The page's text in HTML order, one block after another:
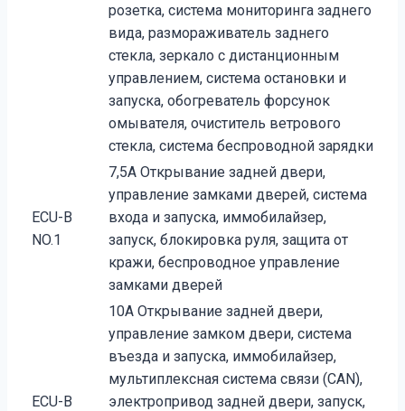
розетка, система мониторинга заднего
вида, размораживатель заднего
стекла, зеркало с дистанционным
управлением, система остановки и
запуска, обогреватель форсунок
омывателя, очиститель ветрового
стекла, система беспроводной зарядки
ECU-B
NO.1
7,5A Открывание задней двери,
управление замками дверей, система
входа и запуска, иммобилайзер,
запуск, блокировка руля, защита от
кражи, беспроводное управление
замками дверей
ECU-B
10A Открывание задней двери,
управление замком двери, система
въезда и запуска, иммобилайзер,
мультиплексная система связи (CAN),
электропривод задней двери, запуск,